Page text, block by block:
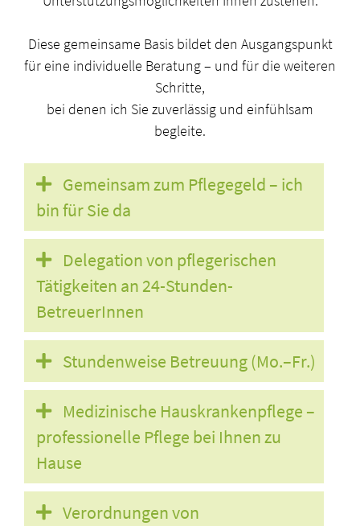
Diese gemeinsame Basis bildet den Ausgangspunkt
für eine individuelle Beratung – und für die weiteren
Schritte,
bei denen ich Sie zuverlässig und einfühlsam
begleite.
Gemeinsam zum Pflegegeld – ich
bin für Sie da
Delegation von pflegerischen
Tätigkeiten an 24-Stunden-
BetreuerInnen
Stundenweise Betreuung (Mo.–Fr.)
Medizinische Hauskrankenpflege –
professionelle Pflege bei Ihnen zu
Hause
Verordnungen von